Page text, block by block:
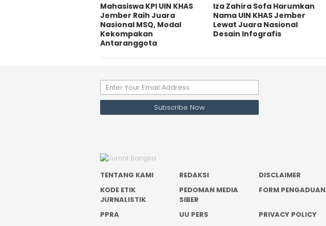
Mahasiswa KPI UIN KHAS
Jember Raih Juara
Nasional MSQ, Modal
Kekompakan
Antaranggota
Iza Zahira Sofa Harumkan
Nama UIN KHAS Jember
Lewat Juara Nasional
Desain Infografis
TENTANG KAMI REDAKSI
DISCLAIMER
KODE ETIK
JURNALISTIK
PEDOMAN MEDIA
SIBER
FORM PENGADUAN
PPRA UU PERS
PRIVACY POLICY